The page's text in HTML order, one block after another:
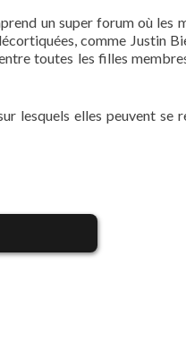
un super forum où les
comme Justin
toutes les filles
lesquels elles peuvent se